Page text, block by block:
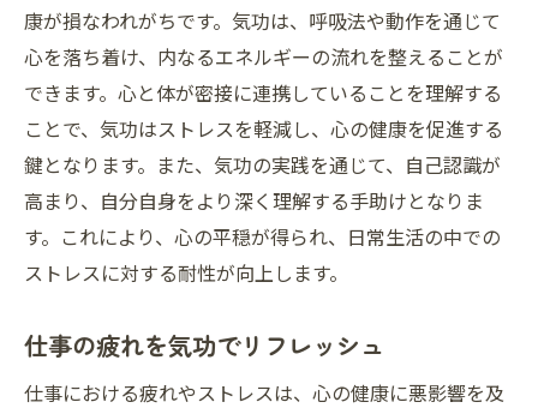
康が損なわれがちです。気功は、呼吸法や動作を通じて
心を落ち着け、内なるエネルギーの流れを整えることが
できます。心と体が密接に連携していることを理解する
ことで、気功はストレスを軽減し、心の健康を促進する
鍵となります。また、気功の実践を通じて、自己認識が
高まり、自分自身をより深く理解する手助けとなりま
す。これにより、心の平穏が得られ、日常生活の中での
ストレスに対する耐性が向上します。
仕事の疲れを気功でリフレッシュ
仕事における疲れやストレスは、心の健康に悪影響を及